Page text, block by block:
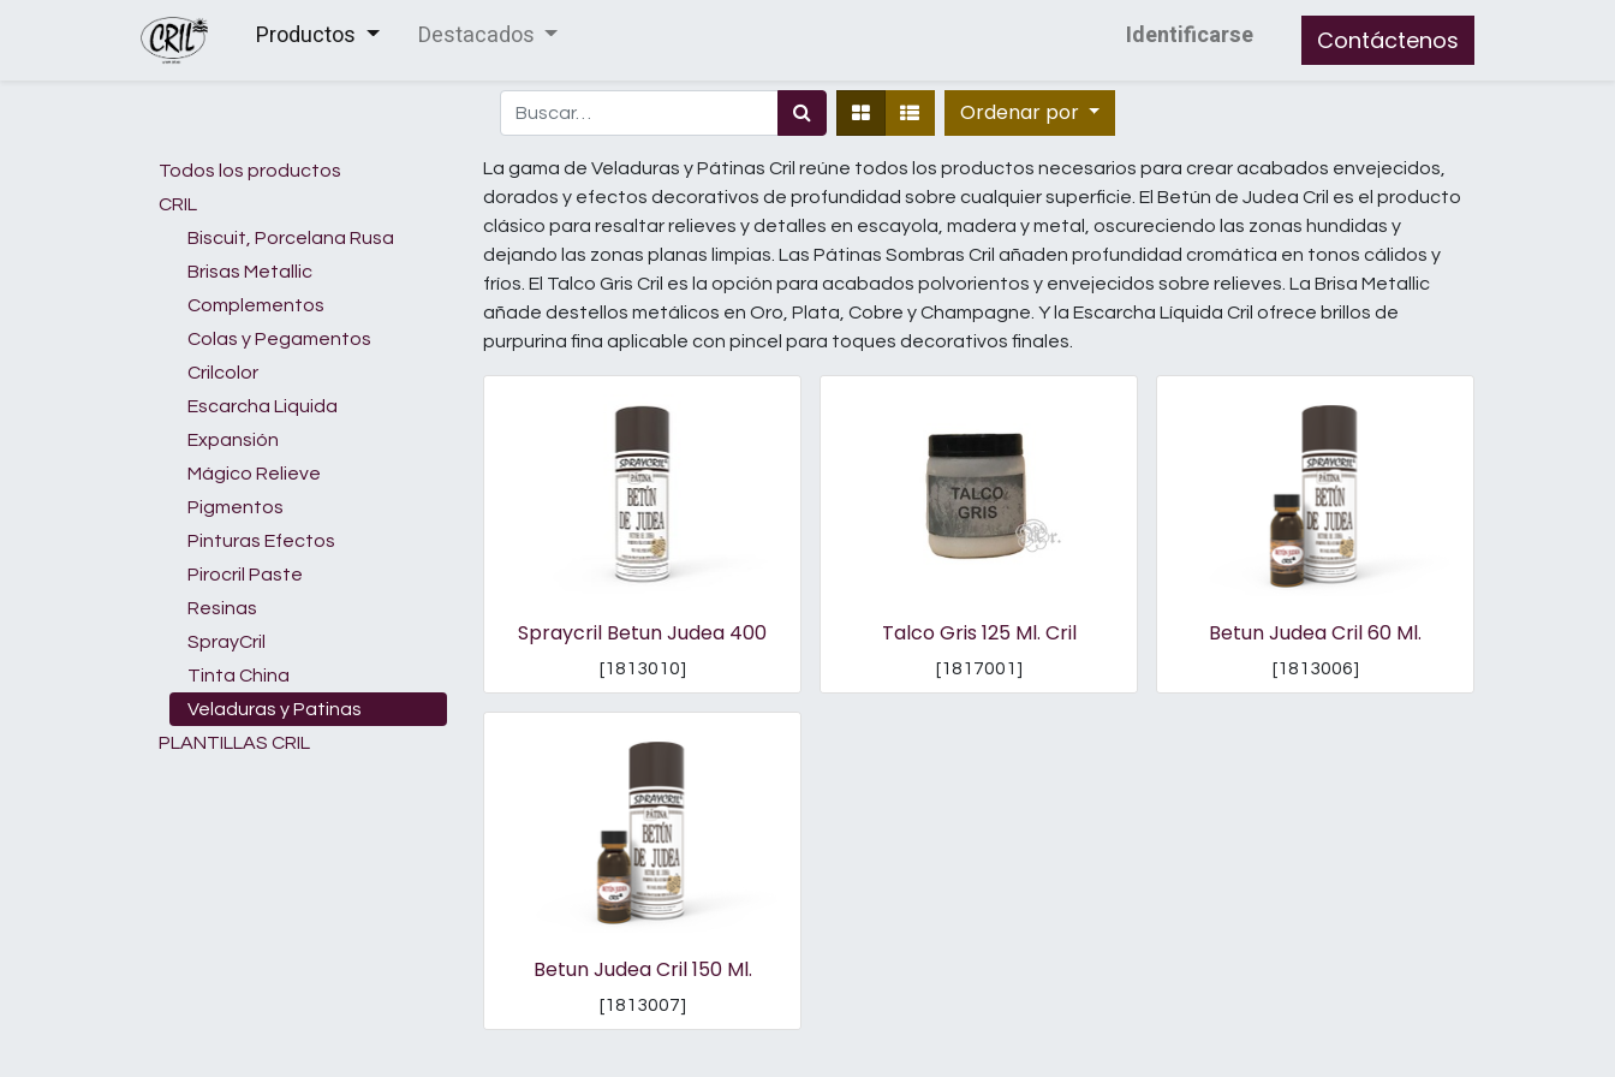
Productos Destacados Identificarse Contáctenos
Ordenar por
Todos los productos
CRIL
Biscuit, Porcelana Rusa
Brisas Metallic
Complementos
Colas y Pegamentos
Crilcolor
Escarcha Liquida
Expansión
Mágico Relieve
Pigmentos
Pinturas Efectos
Pirocril Paste
Resinas
SprayCril
Tinta China
Veladuras y Patinas
PLANTILLAS CRIL
La gama de Veladuras y Pátinas Cril reúne todos los productos necesarios para crear acabados envejecidos,
dorados y efectos decorativos de profundidad sobre cualquier superficie. El Betún de Judea Cril es el producto
clásico para resaltar relieves y detalles en escayola, madera y metal, oscureciendo las zonas hundidas y
dejando las zonas planas limpias. Las Pátinas Sombras Cril añaden profundidad cromática en tonos cálidos y
fríos. El Talco Gris Cril es la opción para acabados polvorientos y envejecidos sobre relieves. La Brisa Metallic
añade destellos metálicos en Oro, Plata, Cobre y Champagne. Y la Escarcha Líquida Cril ofrece brillos de
purpurina fina aplicable con pincel para toques decorativos finales.
Spraycril Betun Judea 400
[1813010]
Talco Gris 125 Ml. Cril
[1817001]
Betun Judea Cril 60 Ml.
[1813006]
Betun Judea Cril 150 Ml.
[1813007]